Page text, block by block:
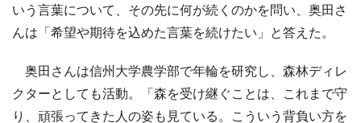
いう言葉について、その先に何が続くのかを問い、奥田さ
んは「希望や期待を込めた言葉を続けたい」と答えた。
奥田さんは信州大学農学部で年輪を研究し、森林ディレ
クターとしても活動。「森を受け継ぐことは、これまで守
り、頑張ってきた人の姿も見ている。こういう背負い方を